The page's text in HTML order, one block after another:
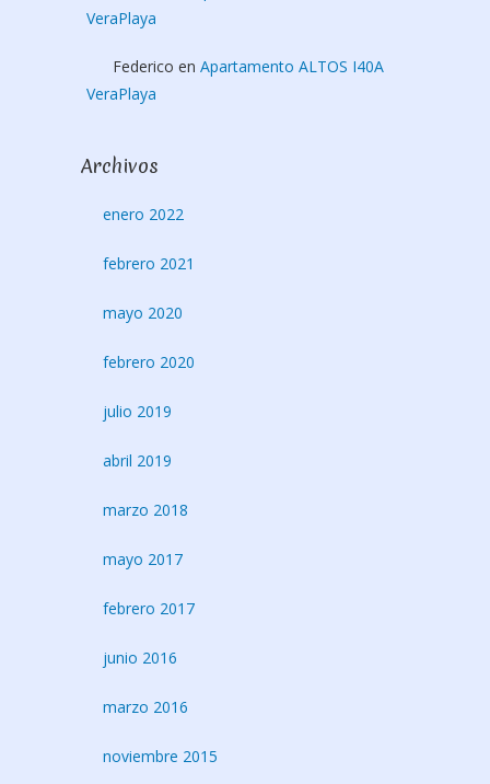
VeraPlaya
Federico en Apartamento ALTOS I40A
VeraPlaya
Archivos
enero 2022
febrero 2021
mayo 2020
febrero 2020
julio 2019
abril 2019
marzo 2018
mayo 2017
febrero 2017
junio 2016
marzo 2016
noviembre 2015